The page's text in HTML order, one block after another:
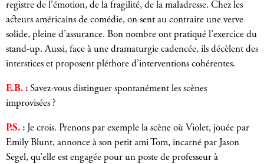
registre de l’émotion, de la fragilité, de la maladresse. Chez les
acteurs américains de comédie, on sent au contraire une verve
solide, pleine d’assurance. Bon nombre ont pratiqué l’exercice du
stand-up. Aussi, face à une dramaturgie cadencée, ils décèlent des
interstices et proposent pléthore d’interventions cohérentes.
E.B. : Savez-vous distinguer spontanément les scènes
improvisées ?
P.S. : Je crois. Prenons par exemple la scène où Violet, jouée par
Emily Blunt, annonce à son petit ami Tom, incarné par Jason
Segel, qu’elle est engagée pour un poste de professeur à